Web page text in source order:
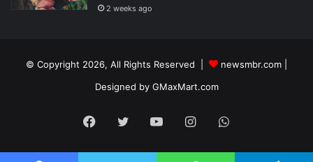
2 weeks ago
© Copyright 2026, All Rights Reserved |
newsmbr.com |
Designed by GMaxMart.com
Facebook
TwitterYouTubeInstagramWhatsApp